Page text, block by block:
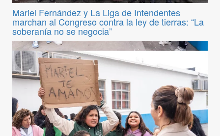
Mariel Fernández y La Liga de Intendentes
marchan al Congreso contra la ley de tierras: “La
soberanía no se negocia”